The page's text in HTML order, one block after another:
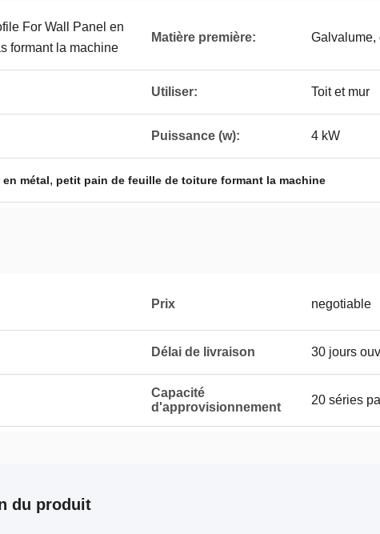
For Wall Panel en
formant la machine
Matière première: Galvalume,
Utiliser: Toit et mur
Puissance (w): 4 kW
métal, petit pain de feuille de toiture formant la machine
Prix negotiable
Délai de livraison 30 jours
Capacité
d'approvisionnement
20 séries
du produit